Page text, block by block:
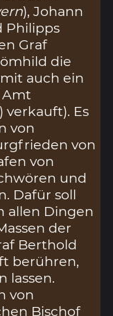
), Johann
Philipps
Graf
die
auch ein
Amt
) verkauft). Es
von
von
von
und
Dafür soll
allen Dingen
der
Berthold
berühren,
lassen.
von
Bischof